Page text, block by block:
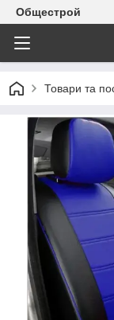
Общестрой
Товари та